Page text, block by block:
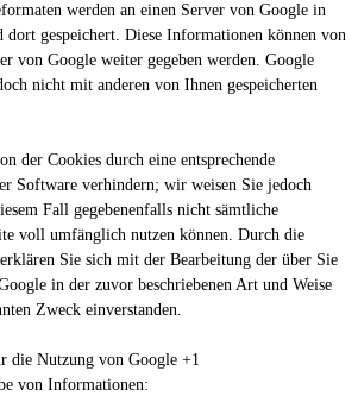
werden an einen Server von Google in
dort gespeichert. Diese Informationen können von
von Google weiter gegeben werden. Google
nicht mit anderen von Ihnen gespeicherten
der Cookies durch eine entsprechende
Software verhindern; wir weisen Sie jedoch
Fall gegebenenfalls nicht sämtliche
voll umfänglich nutzen können. Durch die
Sie sich mit der Bearbeitung der über Sie
in der zuvor beschriebenen Art und Weise
Zweck einverstanden.
die Nutzung von Google +1
von Informationen: